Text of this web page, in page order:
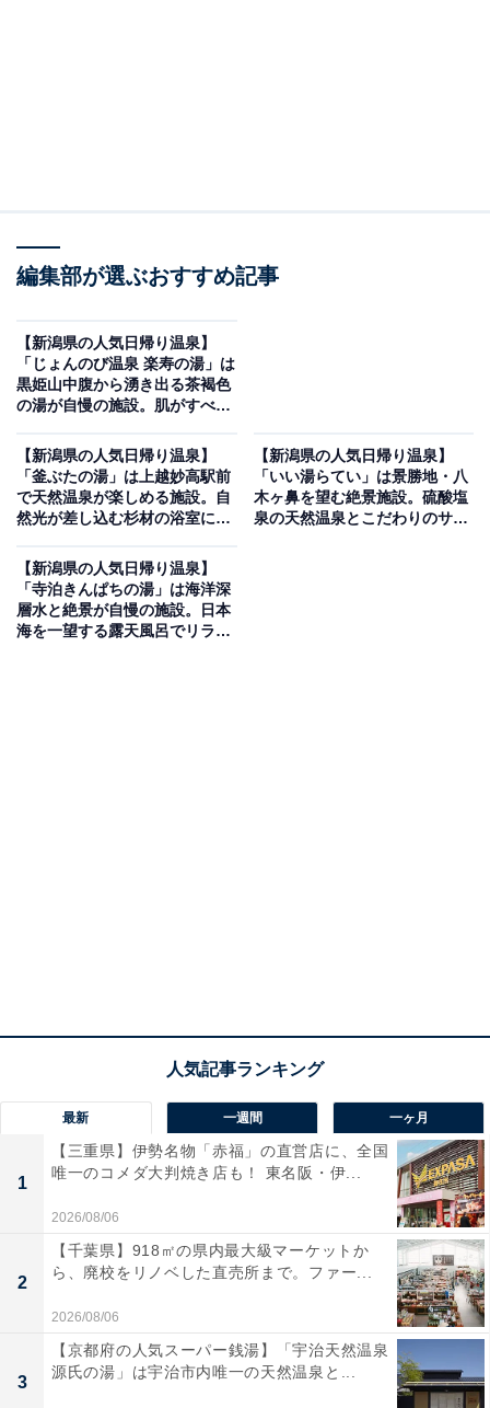
編集部が選ぶおすすめ記事
【新潟県の人気日帰り温泉】
「じょんのび温泉 楽寿の湯」は
黒姫山中腹から湧き出る茶褐色
の湯が自慢の施設。肌がすべす
【新潟県の人気日帰り温泉】
「釜ぶたの湯」は上越妙高駅前
で天然温泉が楽しめる施設。自
然光が差し込む杉材の浴室に癒
【新潟県の人気日帰り温泉】
「いい湯らてい」は景勝地・八
木ヶ鼻を望む絶景施設。硫酸塩
泉の天然温泉とこだわりのサウ
【新潟県の人気日帰り温泉】
「寺泊きんぱちの湯」は海洋深
層水と絶景が自慢の施設。日本
海を一望する露天風呂でリラッ
最新 一週間 一ヶ月
1
【三重県】伊勢名物「赤福」の直営店に、全国
唯一のコメダ大判焼き店も！ 東名阪・伊...
2026/08/06
2
【千葉県】918㎡の県内最大級マーケットか
ら、廃校をリノベした直売所まで。ファー...
2026/08/06
3
【京都府の人気スーパー銭湯】「宇治天然温泉
源氏の湯」は宇治市内唯一の天然温泉と...